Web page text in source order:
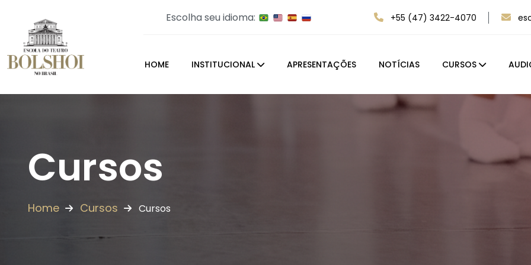
Escolha seu idioma: +55 (47) 3422-4070
HOME INSTITUCIONAL APRESENTAÇÕES NOTÍCIAS CURSOS
Cursos
Home Cursos Cursos